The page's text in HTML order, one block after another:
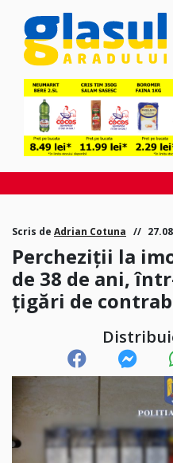
Scris de Adrian Cotuna
Percheziții la
de 38 de ani,
țigări de